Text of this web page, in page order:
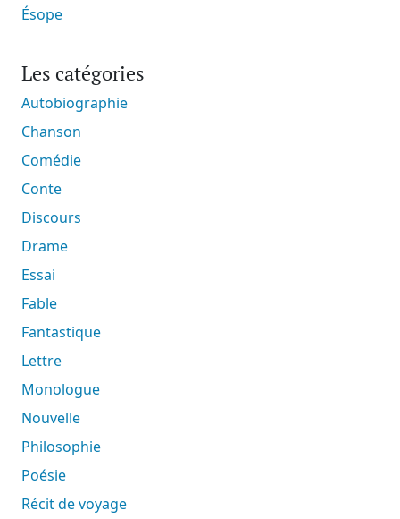
Ésope
Les catégories
Autobiographie
Chanson
Comédie
Conte
Discours
Drame
Essai
Fable
Fantastique
Lettre
Monologue
Nouvelle
Philosophie
Poésie
Récit de voyage